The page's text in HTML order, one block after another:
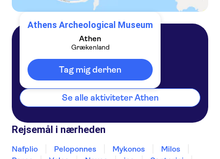
Athens Archeological Museum
Athen
Grækenland
Tag mig derhen
Athen
Grækenland
Se alle aktiviteter Athen
Rejsemål i nærheden
Nafplio Peloponnes Mykonos
Milos